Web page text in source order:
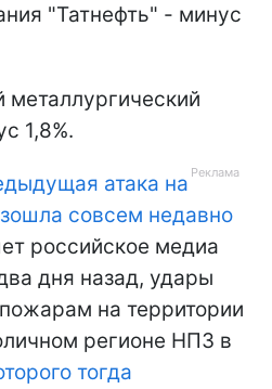
"Татнефть" - минус
металлургический
1,8%.
атака на
совсем недавно
российское медиа
дня назад, удары
на территории
регионе НПЗ в
тогда